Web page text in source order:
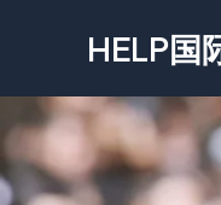
容
HELP国